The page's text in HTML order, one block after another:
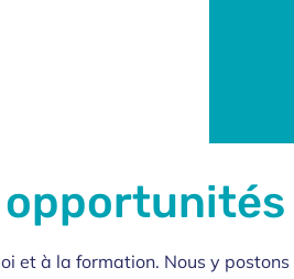
opportunités
et à la formation. Nous y